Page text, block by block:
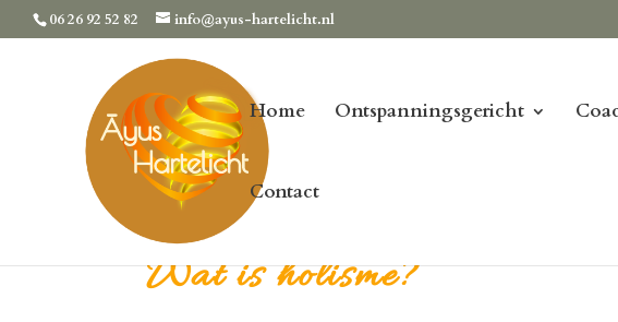
06 26 92 52 82 info@ayus-hartelicht.nl
Home Ontspanningsgericht
Contact
Wat is holisme?